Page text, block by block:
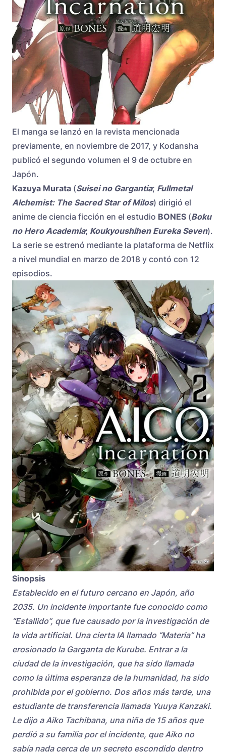
El manga se lanzó en la revista mencionada
previamente, en noviembre de 2017, y Kodansha
publicó el segundo volumen el 9 de octubre en
Japón.
Kazuya Murata (Suisei no Gargantia; Fullmetal
Alchemist: The Sacred Star of Milos) dirigió el
anime de ciencia ficción en el estudio BONES (Boku
no Hero Academia; Koukyoushihen Eureka Seven).
La serie se estrenó mediante la plataforma de Netflix
a nivel mundial en marzo de 2018 y contó con 12
episodios.
Sinopsis
Establecido en el futuro cercano en Japón, año
2035. Un incidente importante fue conocido como
“Estallido”, que fue causado por la investigación de
la vida artificial. Una cierta IA llamado “Materia” ha
erosionado la Garganta de Kurube. Entrar a la
ciudad de la investigación, que ha sido llamada
como la última esperanza de la humanidad, ha sido
prohibida por el gobierno. Dos años más tarde, una
estudiante de transferencia llamada Yuuya Kanzaki.
Le dijo a Aiko Tachibana, una niña de 15 años que
perdió a su familia por el incidente, que Aiko no
sabía nada cerca de un secreto escondido dentro